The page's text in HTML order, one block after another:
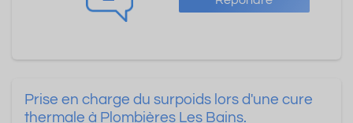
Prise en charge du surpoids lors d'une cure
thermale à Plombières Les Bains.